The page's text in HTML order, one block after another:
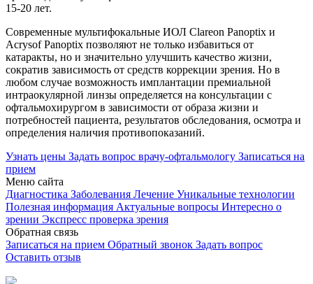
15-20 лет.
Современные мультифокальные ИОЛ Clareon Panoptix и
Acrysof Panoptix позволяют не только избавиться от
катаракты, но и значительно улучшить качество жизни,
сократив зависимость от средств коррекции зрения. Но в
любом случае возможность имплантации премиальной
интраокулярной линзы определяется на консультации с
офтальмохирургом в зависимости от образа жизни и
потребностей пациента, результатов обследования, осмотра и
определения наличия противопоказаний.
Узнать цены Задать вопрос врачу-офтальмологу Записаться на
прием
Меню сайта
Диагностика Заболевания Лечение Уникальные технологии
Полезная информация Актуальные вопросы Интересно о
зрении Экспресс проверка зрения
Обратная связь
Записаться на прием Обратный звонок Задать вопрос
Оставить отзыв